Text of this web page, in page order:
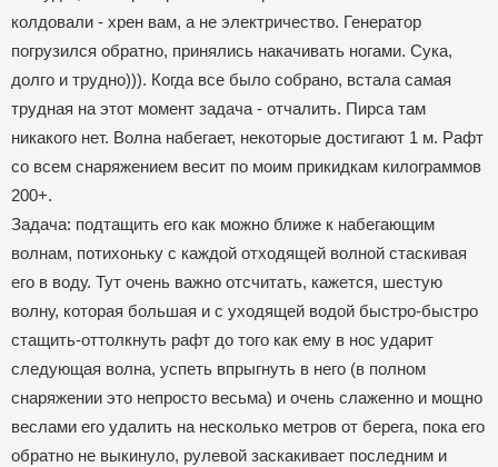
колдовали - хрен вам, а не электричество. Генератор
погрузился обратно, принялись накачивать ногами. Сука,
долго и трудно))). Когда все было собрано, встала самая
трудная на этот момент задача - отчалить. Пирса там
никакого нет. Волна набегает, некоторые достигают 1 м. Рафт
со всем снаряжением весит по моим прикидкам килограммов
200+.
Задача: подтащить его как можно ближе к набегающим
волнам, потихоньку с каждой отходящей волной стаскивая
его в воду. Тут очень важно отсчитать, кажется, шестую
волну, которая большая и с уходящей водой быстро-быстро
стащить-оттолкнуть рафт до того как ему в нос ударит
следующая волна, успеть впрыгнуть в него (в полном
снаряжении это непросто весьма) и очень слаженно и мощно
веслами его удалить на несколько метров от берега, пока его
обратно не выкинуло, рулевой заскакивает последним и